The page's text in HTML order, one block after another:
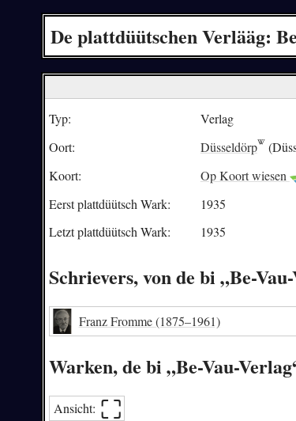
De plattdüütschen Verlääg:
Typ:
Verlag
Oort:
Düsseldörp
Koort:
Op Koort wiesen
Eerst plattdüütsch Wark:
1935
Letzt plattdüütsch Wark:
1935
Schrievers, von de bi „Be-
Franz Fromme(1875–1961)
Warken, de bi „Be-Vau-
Ansicht: ⛶︎